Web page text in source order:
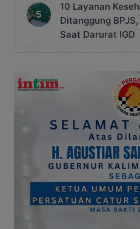
10 Layanan
Ditanggung
Saat Darurat IGD